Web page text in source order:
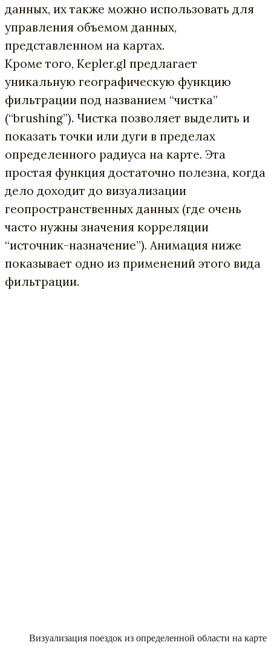
данных, их также можно использовать для
управления объемом данных,
представленном на картах.
Кроме того, Kepler.gl предлагает
уникальную географическую функцию
фильтрации под названием “чистка”
(“brushing”). Чистка позволяет выделить и
показать точки или дуги в пределах
определенного радиуса на карте. Эта
простая функция достаточно полезна, когда
дело доходит до визуализации
геопространственных данных (где очень
часто нужны значения корреляции
“источник-назначение”). Анимация ниже
показывает одно из применений этого вида
фильтрации.
Визуализация поездок из определенной области на карте